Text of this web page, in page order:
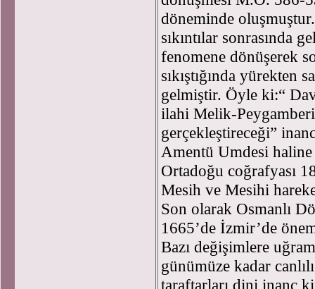
döneminde
sıkıntılar sonrasında
fenomene dönüşerek
sıkıştığında yürekten
gelmiştir. Öyle ki:“
ilahi Melik-
gerçekleştireceği”
Amentü Umdesi
Ortadoğu coğrafyası
Mesih ve Mesihi
Son olarak Osmanlı
1665’de İzmir’de
Bazı değişimlere
günümüze kadar
taraftarları dini inanç